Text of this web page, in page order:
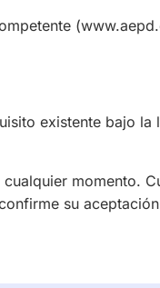
existente bajo
momento.
su